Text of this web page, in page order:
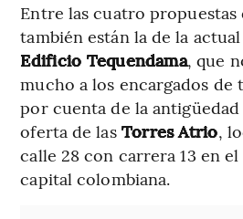
Entre las cuatro propuestas
también están la de la
Edificio Tequendama, que
mucho a los encargados de
por cuenta de la
oferta de las Torres Atrio,
calle 28 con carrera 13 en
capital colombiana.